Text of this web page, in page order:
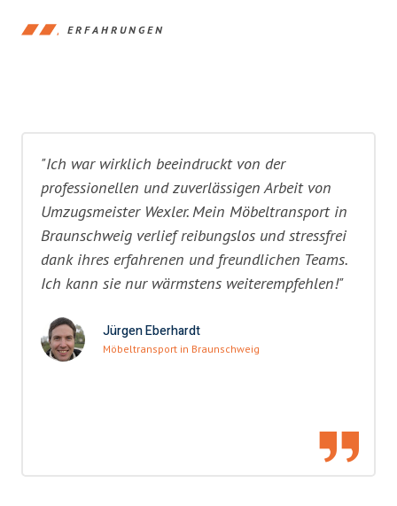
ERFAHRUNGEN
"Ich war wirklich beeindruckt von der
professionellen und zuverlässigen Arbeit von
Umzugsmeister Wexler. Mein Möbeltransport in
Braunschweig verlief reibungslos und stressfrei
dank ihres erfahrenen und freundlichen Teams.
Ich kann sie nur wärmstens weiterempfehlen!"
Jürgen Eberhardt
Möbeltransport in Braunschweig